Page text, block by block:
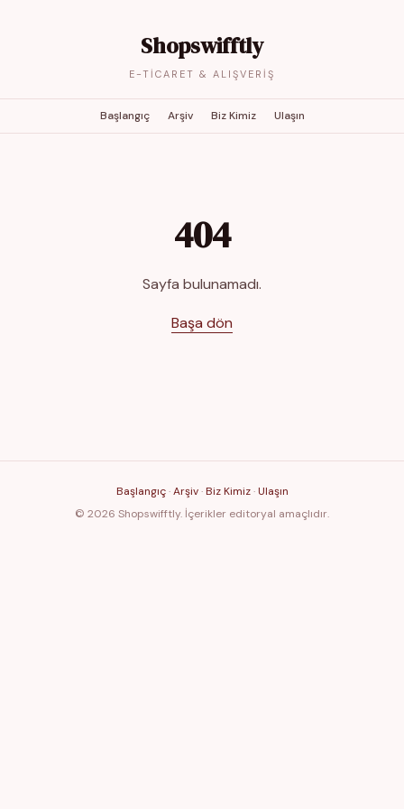
Shopswifftly
E-TICARET & ALIŞVERIŞ
Başlangıç Arşiv Biz Kimiz Ulaşın
404
Sayfa bulunamadı.
Başa dön
Başlangıç·Arşiv·Biz Kimiz·Ulaşın
© 2026 Shopswifftly. İçerikler editoryal amaçlıdır.